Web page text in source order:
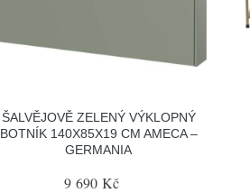
ŠALVĚJOVĚ ZELENÝ VÝKLOPNÝ
BOTNÍK 140X85X19 CM AMECA –
GERMANIA
9 690 Kč